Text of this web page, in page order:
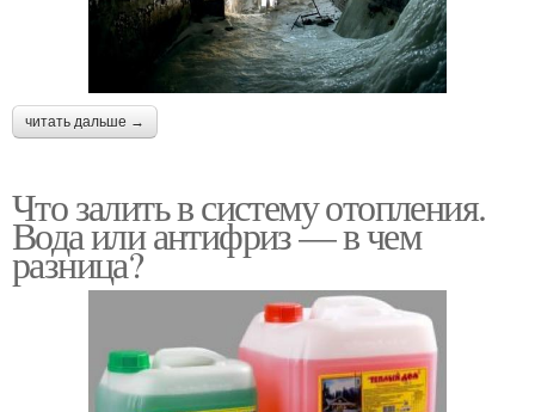
читать дальше →
Что залить в систему отопления.
Вода или антифриз — в чем
разница?